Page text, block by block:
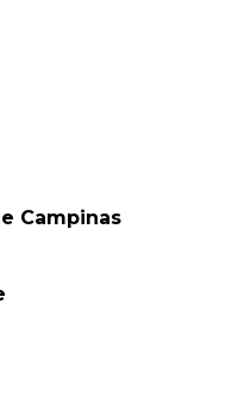
Campinas